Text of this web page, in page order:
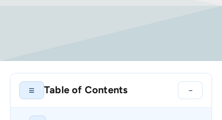
≡ Table of Contents −